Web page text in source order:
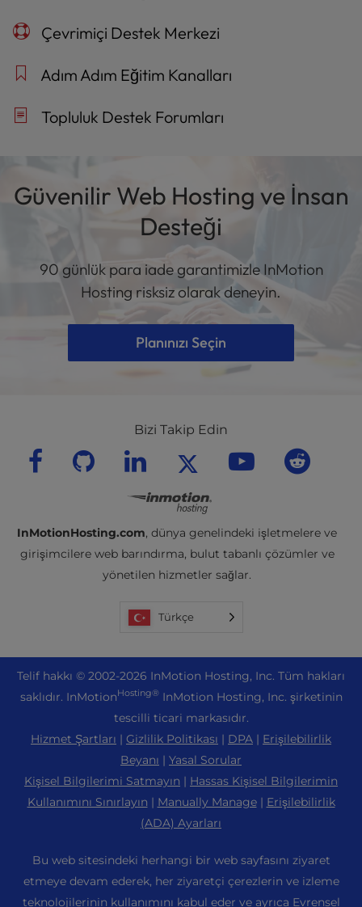
Çevrimiçi Destek Merkezi
Adım Adım Eğitim Kanalları
Topluluk Destek Forumları
Güvenilir Web Hosting ve İnsan
Desteği
90 günlük para iade garantimizle InMotion
Hosting risksiz olarak deneyin.
Planınızı Seçin
InMotionHosting.com, dünya genelindeki işletmelere ve
girişimcilere web barındırma, bulut tabanlı çözümler ve
yönetilen hizmetler sağlar.
Türkçe
Bizi Takip Edin
Telif hakkı © 2002-2026 InMotion Hosting, Inc. Tüm hakları
saklıdır. InMotionHosting®InMotion Hosting, Inc. şirketinin
tescilli ticari markasıdır.
Hizmet Şartları | Gizlilik Politikası | DPA | Erişilebilirlik
Beyanı | Yasal Sorular
Kişisel Bilgilerimi Satmayın | Hassas Kişisel Bilgilerimin
Kullanımını Sınırlayın | Manually Manage| Erişilebilirlik
(ADA) Ayarları
Bu web sitesindeki herhangi bir web sayfasını ziyaret
etmeye devam ederek, her ziyaretçi çerezlerin ve izleme
teknolojilerinin kullanımını kabul eder ve ayrıca Evrensel